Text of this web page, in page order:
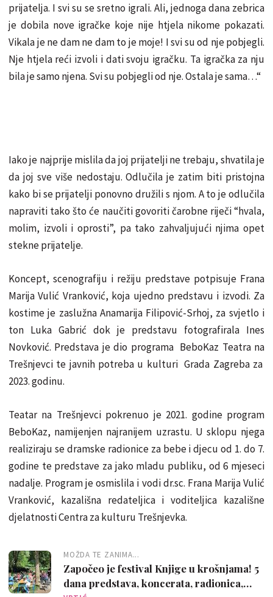
prijatelja. I svi su se sretno igrali. Ali, jednoga dana zebrica
je dobila nove igračke koje nije htjela nikome pokazati.
Vikala je ne dam ne dam to je moje! I svi su od nje pobjegli.
Nje htjela reći izvoli i dati svoju igračku. Ta igračka za nju
bila je samo njena. Svi su pobjegli od nje. Ostala je sama…“
Iako je najprije mislila da joj prijatelji ne trebaju, shvatila je
da joj sve više nedostaju. Odlučila je zatim biti pristojna
kako bi se prijatelji ponovno družili s njom. A to je odlučila
napraviti tako što će naučiti govoriti čarobne riječi “hvala,
molim, izvoli i oprosti”, pa tako zahvaljujući njima opet
stekne prijatelje.
Koncept, scenografiju i režiju predstave potpisuje Frana
Marija Vulić Vranković, koja ujedno predstavu i izvodi. Za
kostime je zaslužna Anamarija Filipović-Srhoj, za svjetlo i
ton Luka Gabrić dok je predstavu fotografirala Ines
Novković. Predstava je dio programa BeboKaz Teatra na
Trešnjevci te javnih potreba u kulturi Grada Zagreba za
2023. godinu.
Teatar na Trešnjevci pokrenuo je 2021. godine program
BeboKaz, namijenjen najranijem uzrastu. U sklopu njega
realiziraju se dramske radionice za bebe i djecu od 1. do 7.
godine te predstave za jako mladu publiku, od 6 mjeseci
nadalje. Program je osmislila i vodi dr.sc. Frana Marija Vulić
Vranković, kazališna redateljica i voditeljica kazališne
djelatnosti Centra za kulturu Trešnjevka.
MOŽDA TE ZANIMA...
Započeo je festival Knjige u krošnjama! 5
dana predstava, koncerata, radionica,